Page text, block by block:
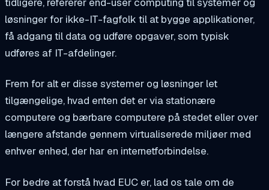
løsninger for ikke-IT-fagfolk til at bygge applikationer,
få adgang til data og udføre opgaver, som typisk
udføres af IT-afdelinger.
Frem for alt er disse systemer og løsninger let
tilgængelige, hvad enten det er via stationære
computere og bærbare computere på stedet eller over
længere afstande gennem virtualiserede miljøer med
enhver enhed, der har en internetforbindelse.
For bedre at forstå hvad EUC er, lad os tale om de